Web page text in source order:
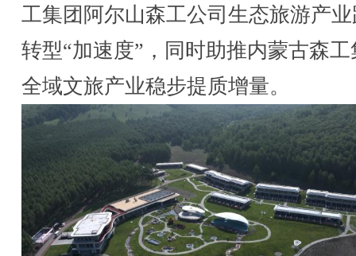
工集团阿尔山森工公司生态旅游产
转型“加速度”，同时助推内蒙古森工
全域文旅产业稳步提质增量。